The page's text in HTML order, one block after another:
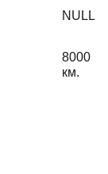
NULL
8000
км.